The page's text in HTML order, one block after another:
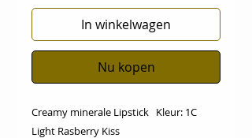
In winkelwagen
Nu kopen
Creamy minerale Lipstick Kleur: 1C
Light Rasberry Kiss